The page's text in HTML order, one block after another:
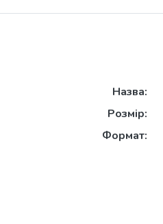
Назва:
Розмір:
Формат: